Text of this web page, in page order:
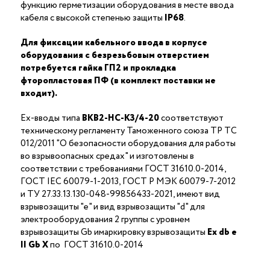
функцию герметизации оборудования в месте ввода
кабеля с высокой степенью защиты IP68.
Для фиксации кабельного ввода в корпусе
оборудования с безрезьбовым отверстием
потребуется гайка ГП2 и прокладка
фторопластовая ПФ (в комплект поставки не
входит).
Ex-вводы типа ВКВ2-НС-K3/4-20соответствуют
техническому регламенту Таможенного союза ТР ТС
012/2011 "О безопасности оборудования для работы
во взрывоопасных средах" и изготовлены в
соответствии с требованиями ГОСТ 31610.0-2014,
ГОСТ IEC 60079-1-2013, ГОСТ Р МЭК 60079-7-2012
и ТУ 27.33.13.130-048-99856433-2021, имеют вид
взрывозащиты "е" и вид взрывозащиты "d" для
электрооборудования 2 группы с уровнем
взрывозащиты Gb имаркировку взрывозащиты Ехdb е
II Gb Xпо ГОСТ 31610.0-2014